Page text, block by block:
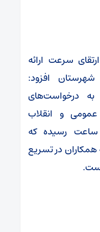
سرعت ارائه
افزود:
به درخواست‌های
و انقلاب
شهرستان میامی به ۱۶ ساعت رسیده که
در تسریع